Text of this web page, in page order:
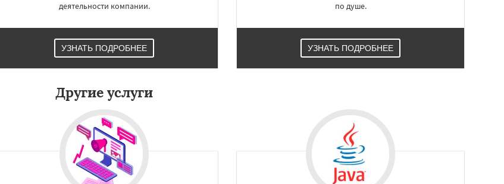
деятельности компании.
УЗНАТЬ ПОДРОБНЕЕ
по душе.
УЗНАТЬ ПОДРОБНЕЕ
Другие услуги